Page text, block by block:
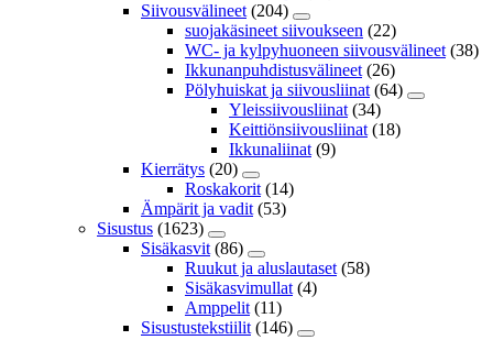
Siivousvälineet (204)
suojakäsineet siivoukseen (22)
WC- ja kylpyhuoneen siivousvälineet (38)
Ikkunanpuhdistusvälineet (26)
Pölyhuiskat ja siivousliinat (64)
Yleissiivousliinat (34)
Keittiönsiivousliinat (18)
Ikkunaliinat (9)
Kierrätys (20)
Roskakorit (14)
Ämpärit ja vadit (53)
Sisustus (1623)
Sisäkasvit (86)
Ruukut ja aluslautaset (58)
Sisäkasvimullat (4)
Amppelit (11)
Sisustustekstiilit (146)